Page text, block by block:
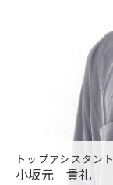
トップアシスタント
小坂元 貴礼